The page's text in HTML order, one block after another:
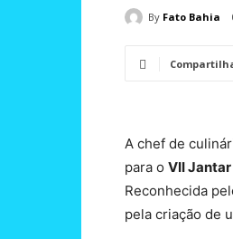
By Fato Bahia
A chef de
para o VII
Reconhecida
pela criação de